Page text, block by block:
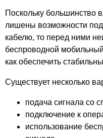
деревня Бессоновка
деревня Большие Лупяжи
деревня Большое
деревня Велье-
деревня Воскресеновка
деревня Гулынки
деревня Дмитриевка
деревня Добрянка
деревня Ерофеевская
Поскольку большинство
лишены возможности
кабелю, то перед ними
беспроводной
как обеспечить
Существует несколько
подача сигнала со
подключение к
использование